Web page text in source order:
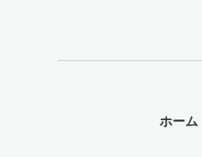
ホーム